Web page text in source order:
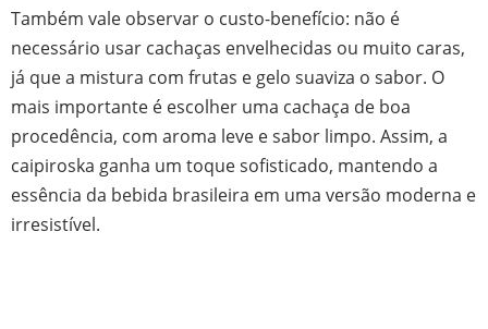
Também vale observar o custo-benefício: não é
necessário usar cachaças envelhecidas ou muito caras,
já que a mistura com frutas e gelo suaviza o sabor. O
mais importante é escolher uma cachaça de boa
procedência, com aroma leve e sabor limpo. Assim, a
caipiroska ganha um toque sofisticado, mantendo a
essência da bebida brasileira em uma versão moderna e
irresistível.